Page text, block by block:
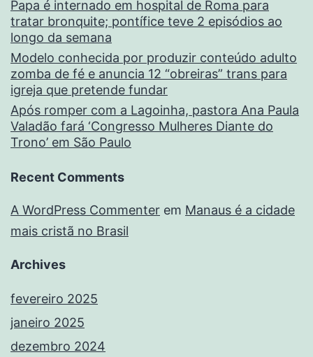
Papa é internado em hospital de Roma para
tratar bronquite; pontífice teve 2 episódios ao
longo da semana
Modelo conhecida por produzir conteúdo adulto
zomba de fé e anuncia 12 “obreiras” trans para
igreja que pretende fundar
Após romper com a Lagoinha, pastora Ana Paula
Valadão fará ‘Congresso Mulheres Diante do
Trono’ em São Paulo
Recent Comments
A WordPress Commenter em Manaus é a cidade
mais cristã no Brasil
Archives
fevereiro 2025
janeiro 2025
dezembro 2024